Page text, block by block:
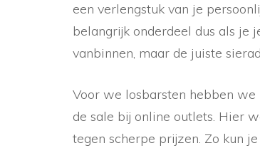
een verlengstuk van je
belangrijk onderdeel dus als je
vanbinnen, maar de juiste
Voor we losbarsten hebben we
de sale bij online outlets. Hier
tegen scherpe prijzen. Zo kun